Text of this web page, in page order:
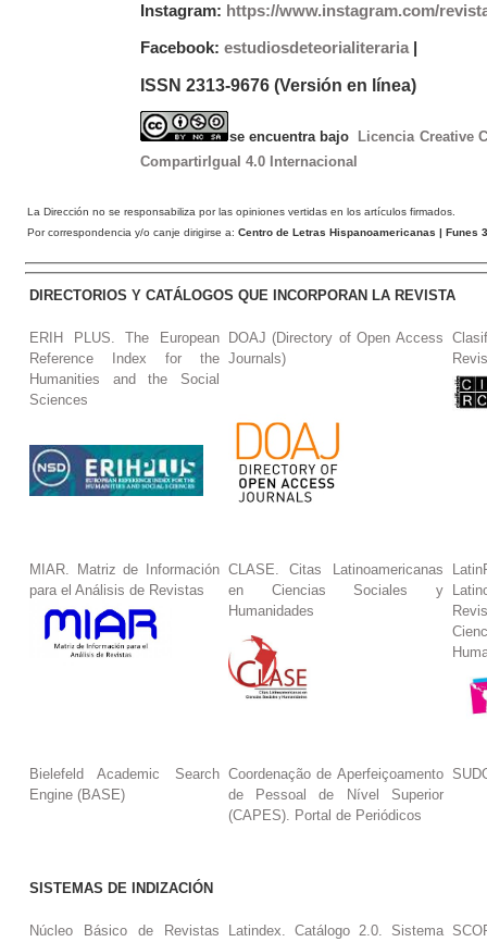
Instagram: https://www.instagram.com/
Facebook: estudiosdeteorialiteraria|
ISSN 2313-9676 (Versión en línea)
se encuentra bajo Licencia Creative
CompartirIgual 4.0 Internacional
La Dirección no se responsabiliza por las opiniones vertidas en los artículos firmados.
Por correspondencia y/o canje dirigirse a: Centro de Letras Hispanoamericanas | Funes
DIRECTORIOS Y CATÁLOGOS QUE INCORPORAN LA REVISTA
ERIH PLUS. The European
Reference Index for the
Humanities and the Social
Sciences
DOAJ (Directory of Open Access
Journals)
MIAR. Matriz de Información
para el Análisis de Revistas
CLASE. Citas Latinoamericanas
en Ciencias Sociales y
Humanidades
Bielefeld Academic Search
Engine (BASE)
Coordenação de Aperfeiçoamento
de Pessoal de Nível Superior
(CAPES). Portal de Periódicos
SISTEMAS DE INDIZACIÓN
Núcleo Básico de Revistas
Latindex. Catálogo 2.0. Sistema